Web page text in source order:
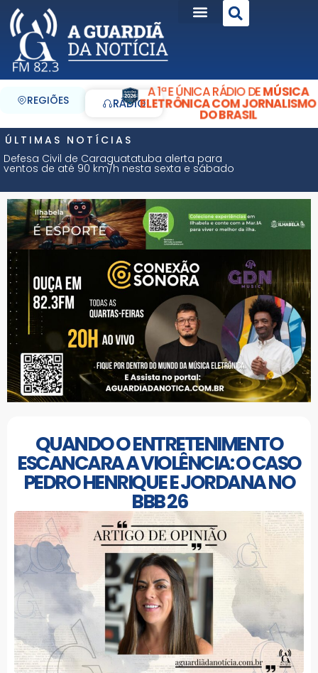
REGIÕES RÁDIO
A 1ª E ÚNICA RÁDIO DEMÚSICA
ELETRÔNICA COM JORNALISMO
DO BRASIL
ÚLTIMAS NOTÍCIAS
Defesa Civil de Caraguatatuba alerta para
ventos de até 90 km/h nesta sexta e sábado
QUANDO O ENTRETENIMENTO
ESCANCARA A VIOLÊNCIA: O CASO
PEDRO HENRIQUE E JORDANA NO
BBB 26